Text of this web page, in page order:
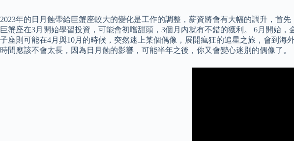
2023年的日月蝕帶給巨蟹座較大的變化是工作的調整，薪資將會有大幅的調升，首
巨蟹座在3月開始學習投資，可能會初嚐甜頭，3個月內就有不錯的獲利。 6月開始
子座則可能在4月與10月的時候，突然迷上某個偶像，展開瘋狂的追星之旅，會到
時間應該不會太長，因為日月蝕的影響，可能半年之後，你又會變心迷別的偶像了。